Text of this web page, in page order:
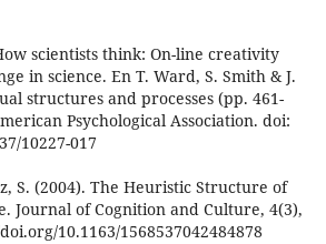
scientists think: On-line creativity
in science. En T. Ward, S. Smith & J.
structures and processes (pp. 461-
Psychological Association. doi:
10227-017
S. (2004). The Heuristic Structure of
Journal of Cognition and Culture, 4(3),
10.1163/1568537042484878